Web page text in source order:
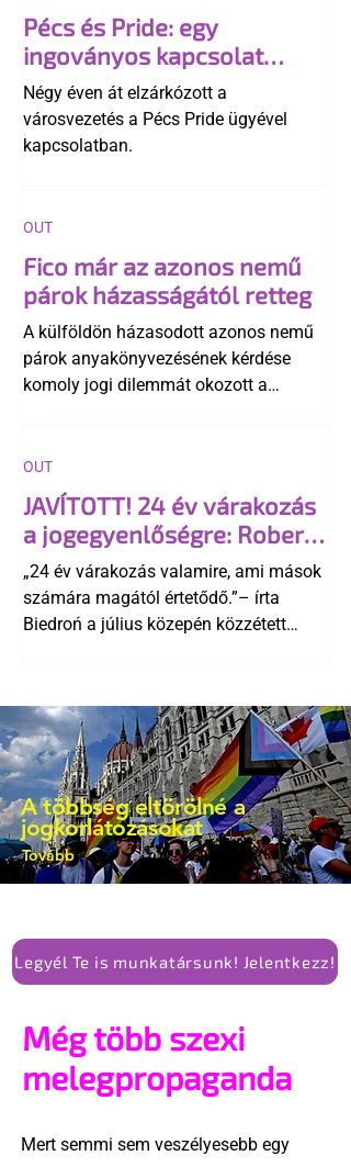
Pécs és Pride: egy
ingoványos kapcsolat
története
Négy éven át elzárkózott a
városvezetés a Pécs Pride ügyével
kapcsolatban.
Fico már az azonos nemű
párok házasságától retteg
A külföldön házasodott azonos nemű
párok anyakönyvezésének kérdése
komoly jogi dilemmát okozott a
egyértelműen tiltja a házasságuk
elismerését. Közben az ellenzéken belül
is vita robbant ki arról, hogy vissza
kellene-e vonni a kormány konzervatív
alkotmánymódosítását
OUT
JAVÍTOTT! 24 év várakozás
a jogegyenlőségre: Robert
Biedroń megindító üzenete
a lengyel bejegyzett
élettársi kapcsolatokért
„24 év várakozás valamire, ami mások
számára magától értetődő.”– írta
Biedroń a július közepén közzétett
OUT
A többség eltörölné a
jogkorlátozásokat
Tovább
Legyél Te is munkatársunk! Jelentkezz!
Még több szexi
melegpropaganda
Mert semmi sem veszélyesebb egy